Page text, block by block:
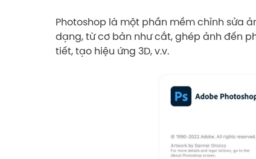
Photoshop là một phần mềm chỉnh sửa
dạng, từ cơ bản như cắt, ghép ảnh đến
tiết, tạo hiệu ứng 3D, v.v.